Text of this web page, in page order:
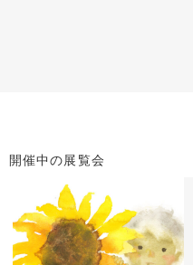
開催中の展覧会